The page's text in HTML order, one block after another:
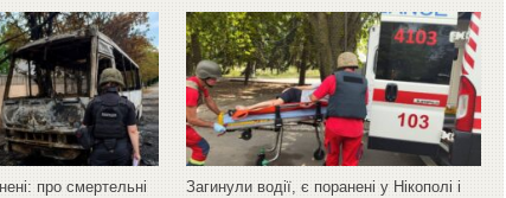
про смертельні
Загинули водії, є поранені у Нікополі і